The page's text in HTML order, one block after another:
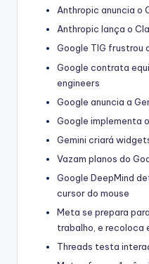
Anthropic anuncia o
Anthropic lança o
Google TIG frustrou
Google contrata
engineers
Google anuncia a
Google implementa
Gemini criará
Vazam planos do
Google DeepMind
cursor do mouse
Meta se prepara
trabalho, e recoloca
Threads testa